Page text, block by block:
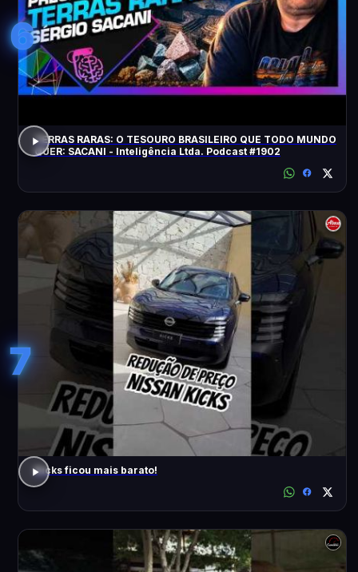
6
TERRAS RARAS: O TESOURO BRASILEIRO QUE TODO MUNDO
QUER: SACANI - Inteligência Ltda. Podcast #1902
7
Kicks ficou mais barato!